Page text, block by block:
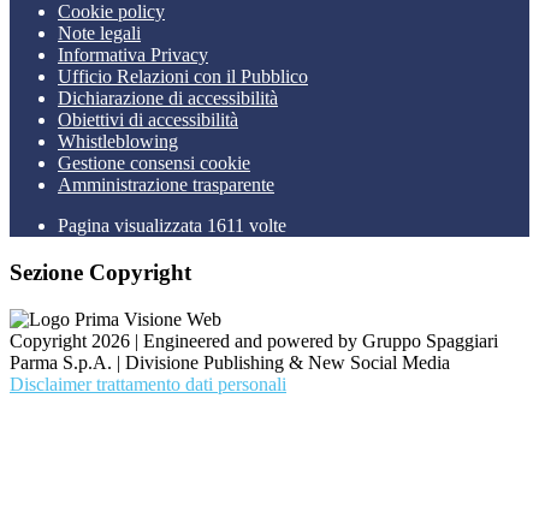
Cookie policy
Note legali
Informativa Privacy
Ufficio Relazioni con il Pubblico
Dichiarazione di accessibilità
Obiettivi di accessibilità
Whistleblowing
Gestione consensi cookie
Amministrazione trasparente
Pagina visualizzata 1611 volte
Sezione Copyright
Copyright 2026 | Engineered and powered by Gruppo Spaggiari
Parma S.p.A. | Divisione Publishing & New Social Media
Disclaimer trattamento dati personali